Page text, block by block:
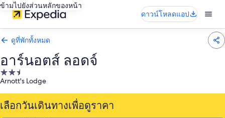
ข้ามไปยังส่วนหลักของหน้า
ดาวน์โหลดแอป
ดูที่พักทั้งหมด
อาร์นอตส์ ลอดจ์
ที่พัก
2.5
Arnott's Lodge
เลือกวันเดินทางเพื่อดูราคา